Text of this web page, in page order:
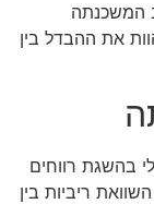
המשכנתה
את ההבדל בין
בהשגת רווחים
ריביות בין